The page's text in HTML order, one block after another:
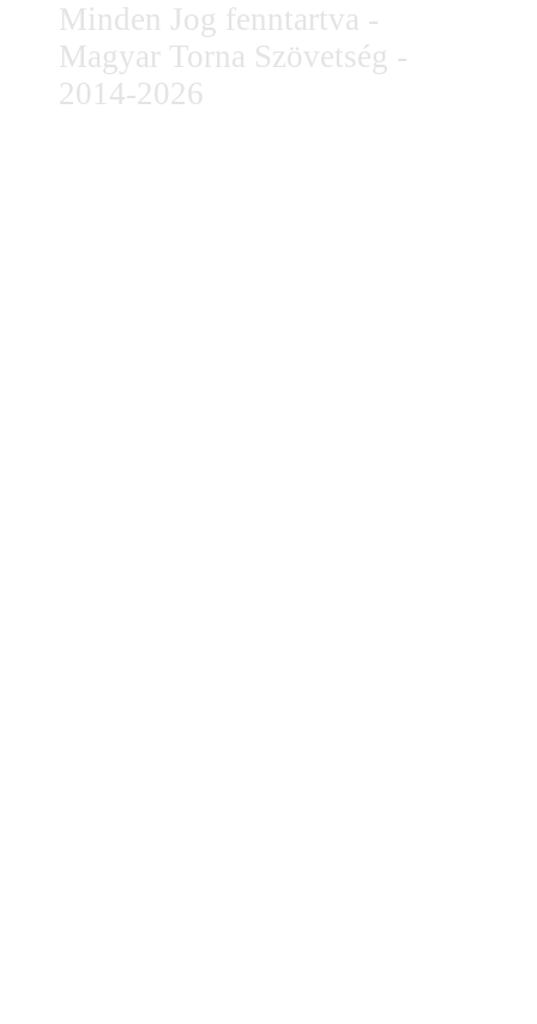
Minden Jog fenntartva -
Magyar Torna Szövetség -
2014-2026